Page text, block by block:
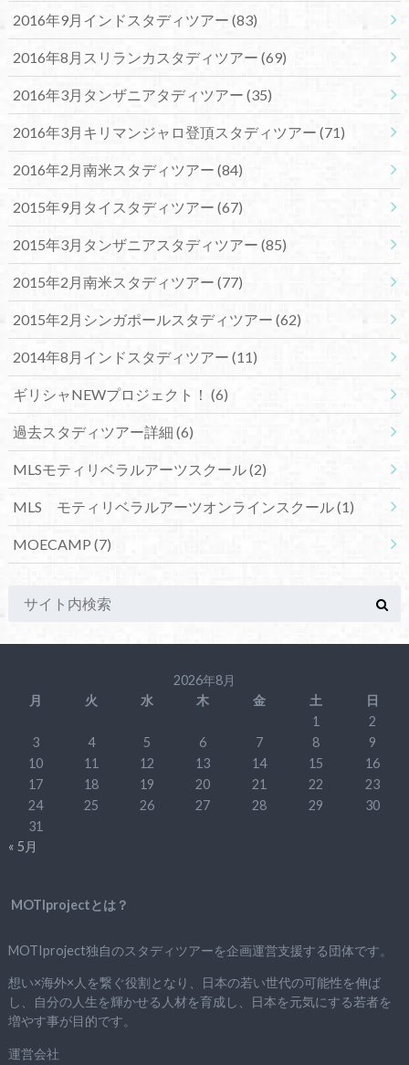
2016年9月インドスタディツアー (83)
2016年8月スリランカスタディツアー (69)
2016年3月タンザニアタディツアー (35)
2016年3月キリマンジャロ登頂スタディツアー (71)
2016年2月南米スタディツアー (84)
2015年9月タイスタディツアー (67)
2015年3月タンザニアスタディツアー (85)
2015年2月南米スタディツアー (77)
2015年2月シンガポールスタディツアー (62)
2014年8月インドスタディツアー (11)
ギリシャNEWプロジェクト！ (6)
過去スタディツアー詳細 (6)
MLSモティリベラルアーツスクール(2)
MLS モティリベラルアーツオンラインスクール(1)
MOECAMP (7)
2026年8月
月
火 水 木 金 土
日
1
2
3
4 5 6 7 8
9
10
11 12 13 14 15
16
17
18 19 20 21 22
23
24
25 26 27 28 29
30
31
« 5月
MOTIprojectとは？
MOTIproject独自のスタディツアーを企画運営支援する団体です。
想い×海外×人を繋ぐ役割となり、日本の若い世代の可能性を伸ば
し、自分の人生を輝かせる人材を育成し、日本を元気にする若者を
増やす事が目的です。
運営会社